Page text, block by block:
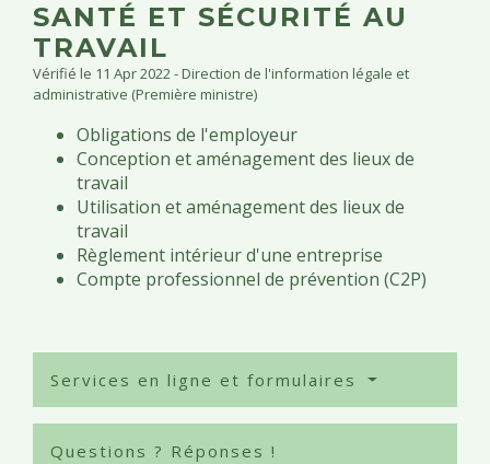
SANTÉ ET SÉCURITÉ AU
TRAVAIL
Vérifié le 11 Apr 2022 - Direction de l'information légale et
administrative (Première ministre)
Obligations de l'employeur
Conception et aménagement des lieux de
travail
Utilisation et aménagement des lieux de
travail
Règlement intérieur d'une entreprise
Compte professionnel de prévention (C2P)
Services en ligne et formulaires
Questions ? Réponses !